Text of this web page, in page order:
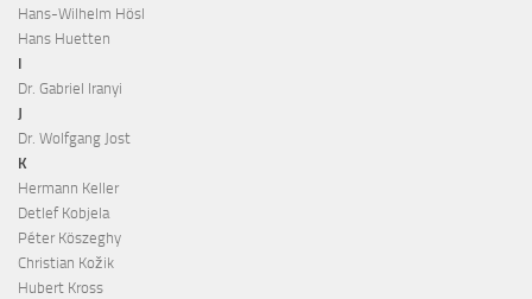
Hans-Wilhelm Hösl
Hans Huetten
I
Dr. Gabriel Iranyi
J
Dr. Wolfgang Jost
K
Hermann Keller
Detlef Kobjela
Péter Köszeghy
Christian Kožik
Hubert Kross